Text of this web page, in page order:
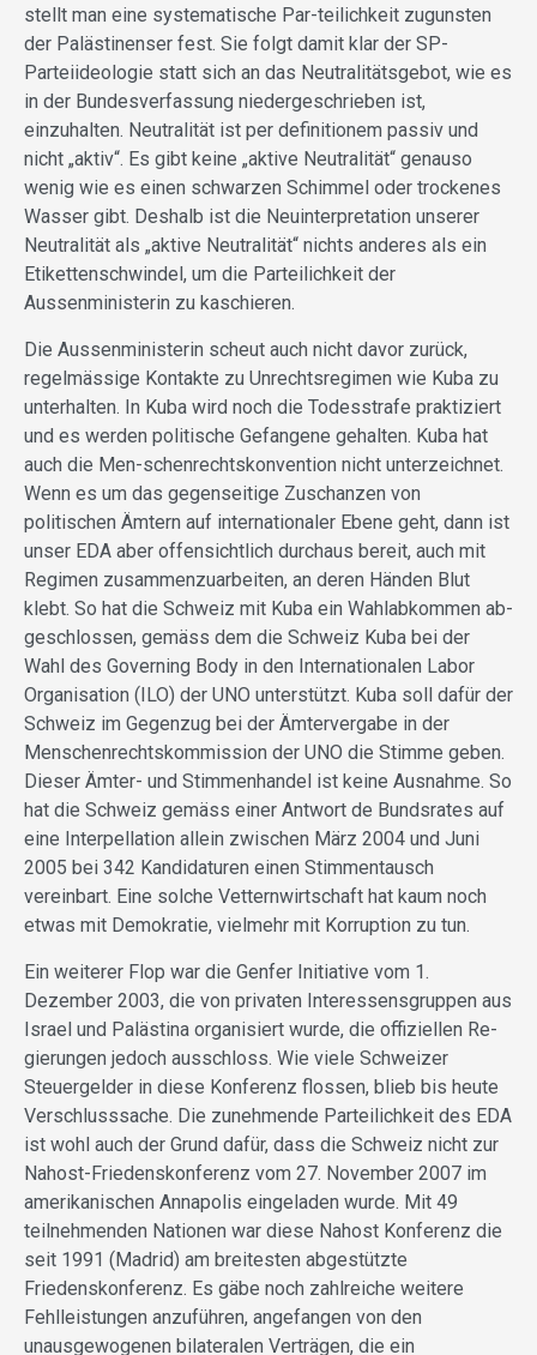
stellt man eine systematische Par-teilichkeit zugunsten
der Palästinenser fest. Sie folgt damit klar der SP-
Parteiideologie statt sich an das Neutralitätsgebot, wie es
in der Bundesverfassung niedergeschrieben ist,
einzuhalten. Neutralität ist per definitionem passiv und
nicht „aktiv“. Es gibt keine „aktive Neutralität“ genauso
wenig wie es einen schwarzen Schimmel oder trockenes
Wasser gibt. Deshalb ist die Neuinterpretation unserer
Neutralität als „aktive Neutralität“ nichts anderes als ein
Etikettenschwindel, um die Parteilichkeit der
Aussenministerin zu kaschieren.
Die Aussenministerin scheut auch nicht davor zurück,
regelmässige Kontakte zu Unrechtsregimen wie Kuba zu
unterhalten. In Kuba wird noch die Todesstrafe praktiziert
und es werden politische Gefangene gehalten. Kuba hat
auch die Men-schenrechtskonvention nicht unterzeichnet.
Wenn es um das gegenseitige Zuschanzen von
politischen Ämtern auf internationaler Ebene geht, dann ist
unser EDA aber offensichtlich durchaus bereit, auch mit
Regimen zusammenzuarbeiten, an deren Händen Blut
klebt. So hat die Schweiz mit Kuba ein Wahlabkommen ab-
geschlossen, gemäss dem die Schweiz Kuba bei der
Wahl des Governing Body in den Internationalen Labor
Organisation (ILO) der UNO unterstützt. Kuba soll dafür der
Schweiz im Gegenzug bei der Ämtervergabe in der
Menschenrechtskommission der UNO die Stimme geben.
Dieser Ämter- und Stimmenhandel ist keine Ausnahme. So
hat die Schweiz gemäss einer Antwort de Bundsrates auf
eine Interpellation allein zwischen März 2004 und Juni
2005 bei 342 Kandidaturen einen Stimmentausch
vereinbart. Eine solche Vetternwirtschaft hat kaum noch
etwas mit Demokratie, vielmehr mit Korruption zu tun.
Ein weiterer Flop war die Genfer Initiative vom 1.
Dezember 2003, die von privaten Interessensgruppen aus
Israel und Palästina organisiert wurde, die offiziellen Re-
gierungen jedoch ausschloss. Wie viele Schweizer
Steuergelder in diese Konferenz flossen, blieb bis heute
Verschlusssache. Die zunehmende Parteilichkeit des EDA
ist wohl auch der Grund dafür, dass die Schweiz nicht zur
Nahost-Friedenskonferenz vom 27. November 2007 im
amerikanischen Annapolis eingeladen wurde. Mit 49
teilnehmenden Nationen war diese Nahost Konferenz die
seit 1991 (Madrid) am breitesten abgestützte
Friedenskonferenz. Es gäbe noch zahlreiche weitere
Fehlleistungen anzuführen, angefangen von den
unausgewogenen bilateralen Verträgen, die ein